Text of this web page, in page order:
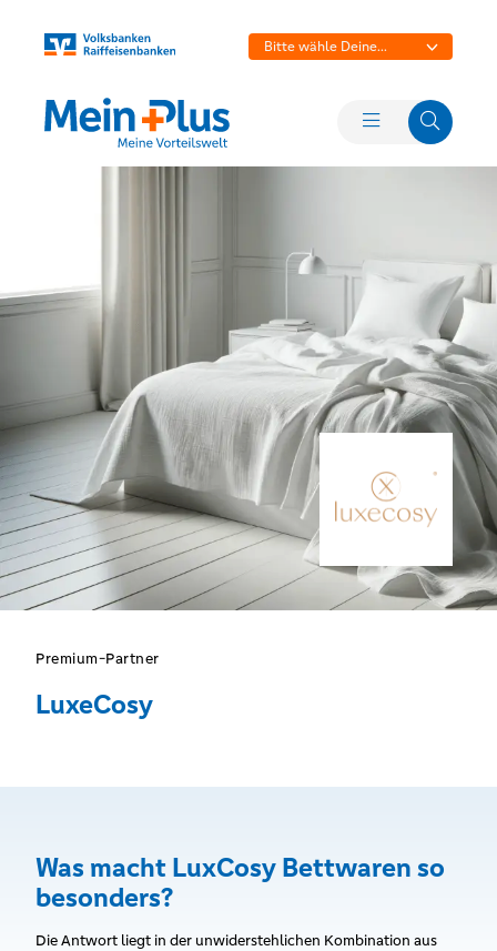
Bitte wähle Deine
Premium-Partner
LuxeCosy
Was macht LuxCosy Bettwaren so
besonders?
Die Antwort liegt in der unwiderstehlichen Kombination aus